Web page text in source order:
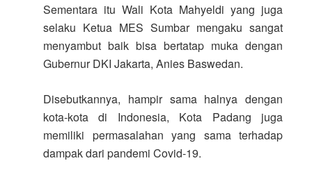
Sementara itu Wali Kota Mahyeldi yang juga
selaku Ketua MES Sumbar mengaku sangat
menyambut baik bisa bertatap muka dengan
Gubernur DKI Jakarta, Anies Baswedan.
Disebutkannya, hampir sama halnya dengan
kota-kota di Indonesia, Kota Padang juga
memiliki permasalahan yang sama terhadap
dampak dari pandemi Covid-19.